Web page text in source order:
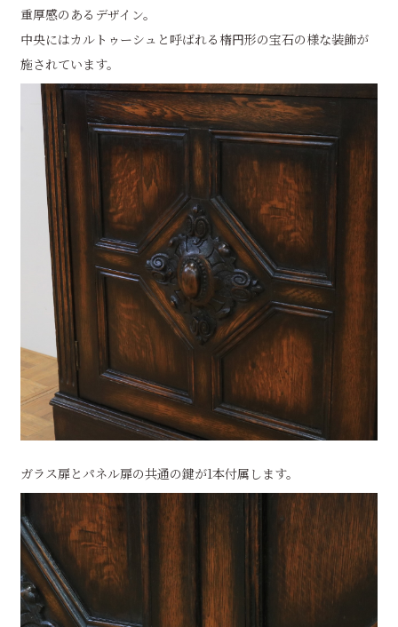
重厚感のあるデザイン。
中央にはカルトゥーシュと呼ばれる楕円形の宝石の様な装飾が
施されています。
ガラス扉とパネル扉の共通の鍵が1本付属します。